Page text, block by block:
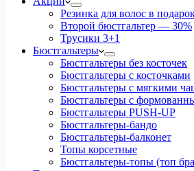
Резинка для волос в
Второй бюстгальтер — 30%
Трусики 3+1
Бюстгальтеры
Бюстгальтеры без косточек
Бюстгальтеры с косточками
Бюстгальтеры с мягкими
Бюстгальтеры с
Бюстгальтеры PUSH-UP
Бюстгальтеры-бандо
Бюстгальтеры-балконет
Топы корсетные
Бюстгальтеры-топы (топ